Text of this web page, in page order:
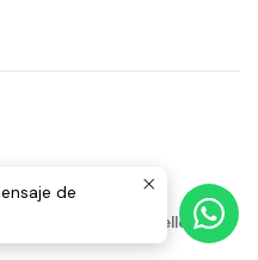
por Jumpseller.
de